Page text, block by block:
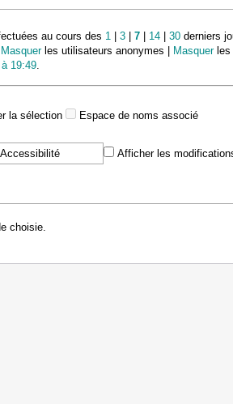
au cours des 1 | 3 | 7 | 14 | 30 derniers
Masquerles utilisateurs anonymes | Masquerles
19:49
la sélection Espace de noms associé
Afficher les
choisie.